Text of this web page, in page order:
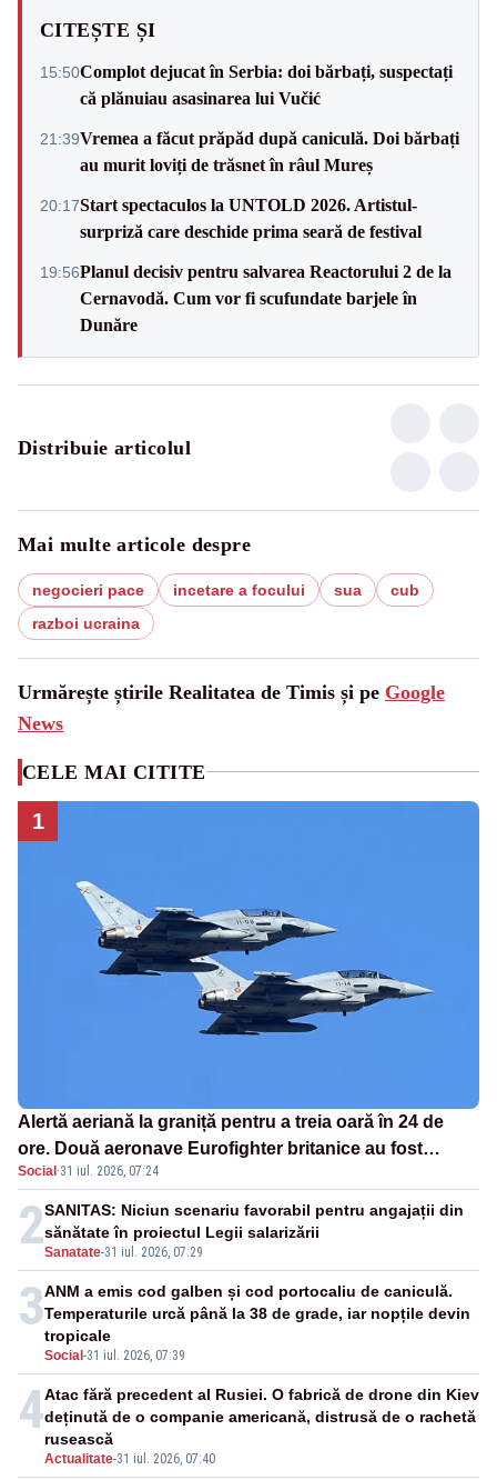
CITEȘTE ȘI
15:50Complot dejucat în Serbia: doi bărbați, suspectați
că plănuiau asasinarea lui Vučić
21:39Vremea a făcut prăpăd după caniculă. Doi bărbați
au murit loviți de trăsnet în râul Mureș
20:17Start spectaculos la UNTOLD 2026. Artistul-
surpriză care deschide prima seară de festival
19:56Planul decisiv pentru salvarea Reactorului 2 de la
Cernavodă. Cum vor fi scufundate barjele în
Dunăre
Distribuie articolul
Mai multe articole despre
negocieri pace incetare a focului sua
cub
razboi ucraina
Urmărește știrile Realitatea de Timis și pe Google
News
CELE MAI CITITE
1
Alertă aeriană la graniță pentru a treia oară în 24 de
ore. Două aeronave Eurofighter britanice au fost
ridicate de la sol
Social ·31 iul. 2026, 07:24
2Sanatate-31 iul. 2026, 07:29
SANITAS: Niciun scenariu favorabil pentru angajații din
sănătate în proiectul Legii salarizării
3
Social -31 iul. 2026, 07:39
ANM a emis cod galben și cod portocaliu de caniculă.
Temperaturile urcă până la 38 de grade, iar nopțile devin
tropicale
4
Actualitate-31 iul. 2026, 07:40
Atac fără precedent al Rusiei. O fabrică de drone din Kiev
deținută de o companie americană, distrusă de o rachetă
rusească